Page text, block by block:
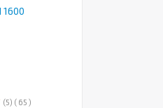
(5) ( 65 )